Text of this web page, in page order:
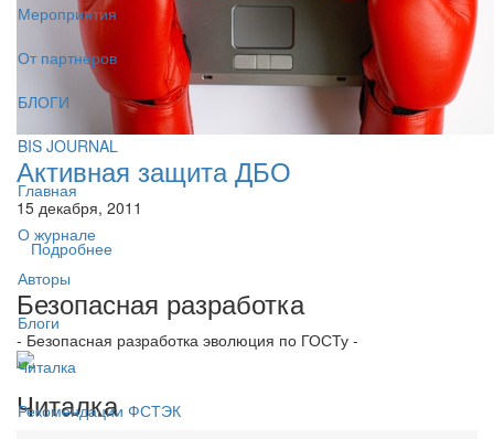
Мероприятия
От партнёров
БЛОГИ
BIS JOURNAL
Главная
О журнале
Авторы
Блоги
Читалка
Рекомендации ФСТЭК
Активная защита ДБО
15 декабря, 2011
Подробнее
Безопасная разработка
- Безопасная разработка эволюция по ГОСТу -
Читалка